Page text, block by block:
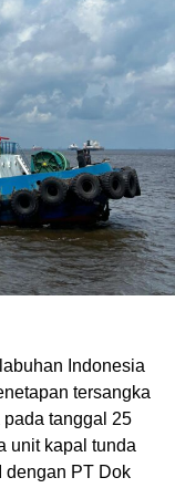
Indonesia
tersangka
tanggal 25
unit kapal tunda
dengan PT Dok